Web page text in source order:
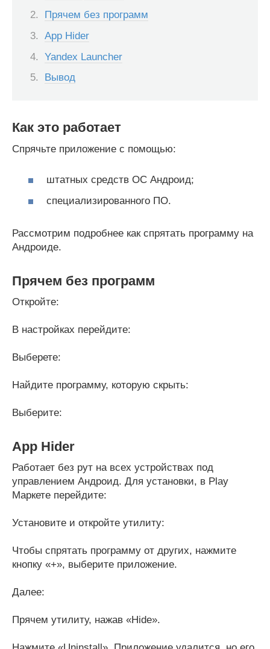
Прячем без программ
App Hider
Yandex Launcher
Вывод
Как это работает
Спрячьте приложение с помощью:
штатных средств ОС Андроид;
специализированного ПО.
Рассмотрим подробнее как спрятать программу на
Андроиде.
Прячем без программ
Откройте:
В настройках перейдите:
Выберете:
Найдите программу, которую скрыть:
Выберите:
App Hider
Работает без рут на всех устройствах под
управлением Андроид. Для установки, в Play
Маркете перейдите:
Установите и откройте утилиту:
Чтобы спрятать программу от других, нажмите
кнопку «+», выберите приложение.
Далее:
Прячем утилиту, нажав «Hide».